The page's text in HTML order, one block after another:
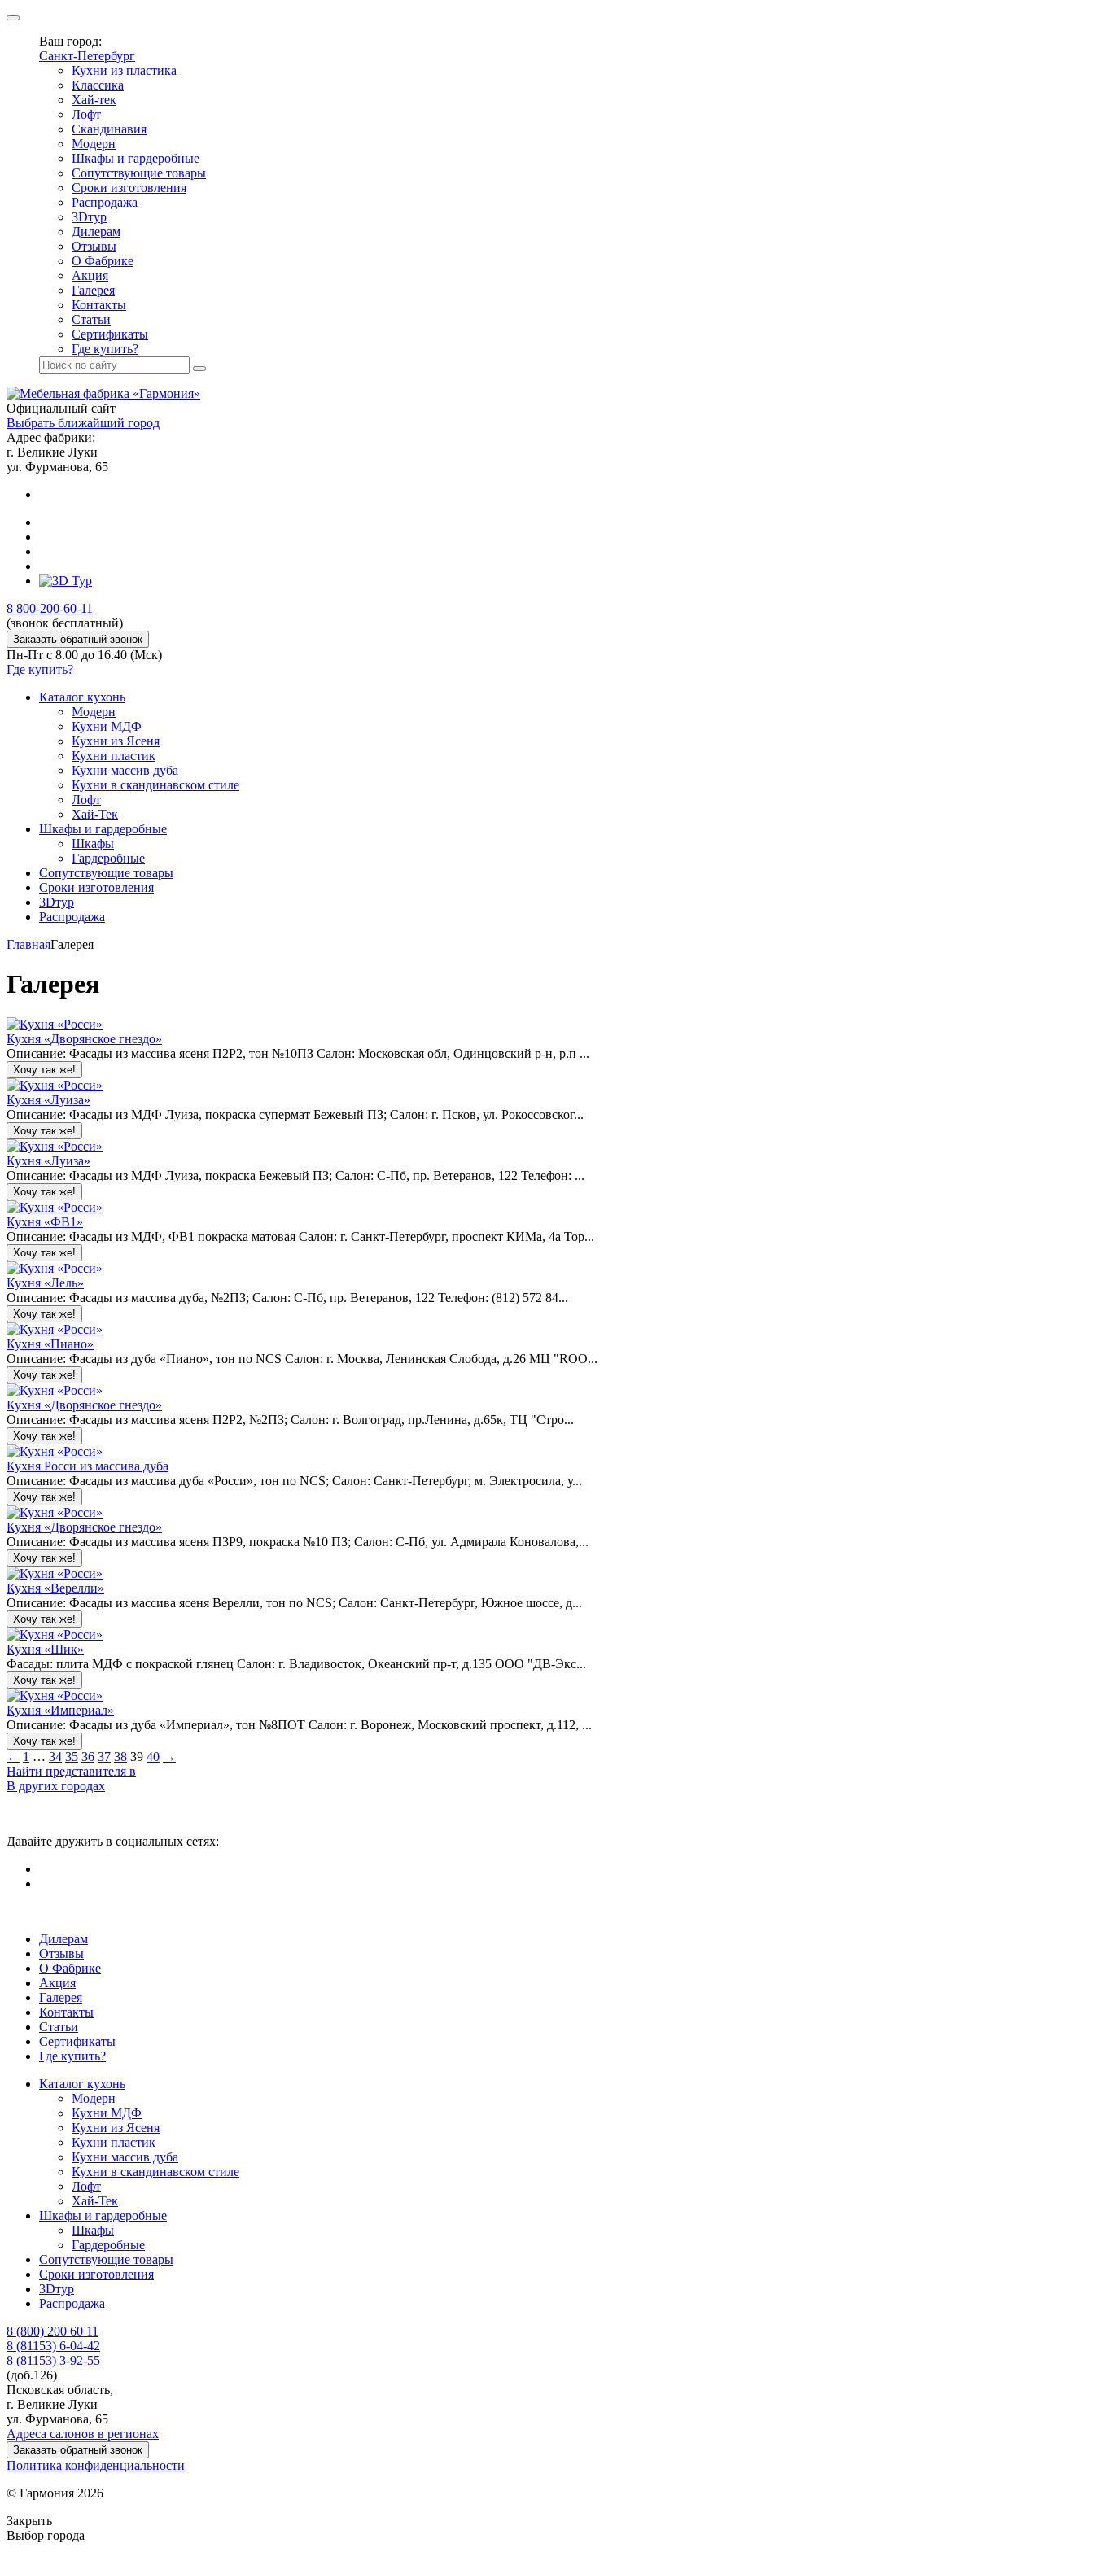
Ваш город:
Санкт-Петербург
Кухни из пластика
Классика
Хай-тек
Лофт
Скандинавия
Модерн
Шкафы и гардеробные
Сопутствующие товары
Сроки изготовления
Распродажа
3Dтур
Дилерам
Отзывы
О Фабрике
Акция
Галерея
Контакты
Статьи
Сертификаты
Где купить?
Официальный сайт
Выбрать ближайший город
Адрес фабрики:
г. Великие Луки
ул. Фурманова, 65
8 800-200-60-11
(звонок бесплатный)
Заказать обратный звонок
Пн-Пт с 8.00 до 16.40 (Мск)
Где купить?
Каталог кухонь
Модерн
Кухни МДФ
Кухни из Ясеня
Кухни пластик
Кухни массив дуба
Кухни в скандинавском стиле
Лофт
Хай-Тек
Шкафы и гардеробные
Шкафы
Гардеробные
Сопутствующие товары
Сроки изготовления
3Dтур
Распродажа
ГлавнаяГалерея
Галерея
Кухня «Дворянское гнездо»
Описание: Фасады из массива ясеня П2Р2, тон №10ПЗ Салон: Московская обл, Одинцовский р-н, р.п ...
Хочу так же!
Кухня «Луиза»
Описание: Фасады из МДФ Луиза, покраска супермат Бежевый ПЗ; Салон: г. Псков, ул. Рокоссовског...
Хочу так же!
Кухня «Луиза»
Описание: Фасады из МДФ Луиза, покраска Бежевый ПЗ; Салон: С-Пб, пр. Ветеранов, 122 Телефон: ...
Хочу так же!
Кухня «ФВ1»
Описание: Фасады из МДФ, ФВ1 покраска матовая Салон: г. Санкт-Петербург, проспект КИМа, 4а Тор...
Хочу так же!
Кухня «Лель»
Описание: Фасады из массива дуба, №2ПЗ; Салон: С-Пб, пр. Ветеранов, 122 Телефон: (812) 572 84...
Хочу так же!
Кухня «Пиано»
Описание: Фасады из дуба «Пиано», тон по NCS Салон: г. Москва, Ленинская Слобода, д.26 МЦ "ROO...
Хочу так же!
Кухня «Дворянское гнездо»
Описание: Фасады из массива ясеня П2Р2, №2ПЗ; Салон: г. Волгоград, пр.Ленина, д.65к, ТЦ "Стро...
Хочу так же!
Кухня Росси из массива дуба
Описание: Фасады из массива дуба «Росси», тон по NCS; Салон: Санкт-Петербург, м. Электросила, у...
Хочу так же!
Кухня «Дворянское гнездо»
Описание: Фасады из массива ясеня П3Р9, покраска №10 ПЗ; Салон: С-Пб, ул. Адмирала Коновалова,...
Хочу так же!
Кухня «Верелли»
Описание: Фасады из массива ясеня Верелли, тон по NCS; Салон: Санкт-Петербург, Южное шоссе, д...
Хочу так же!
Кухня «Шик»
Фасады: плита МДФ с покраской глянец Салон: г. Владивосток, Океанский пр-т, д.135 ООО "ДВ-Экс...
Хочу так же!
Кухня «Империал»
Описание: Фасады из дуба «Империал», тон №8ПОТ Салон: г. Воронеж, Московский проспект, д.112, ...
Хочу так же!
← 1 … 34 35 36 37 38 39 40 →
Найти представителя в
В других городах
Давайте дружить в социальных сетях:
Дилерам
Отзывы
О Фабрике
Акция
Галерея
Контакты
Статьи
Сертификаты
Где купить?
Каталог кухонь
Модерн
Кухни МДФ
Кухни из Ясеня
Кухни пластик
Кухни массив дуба
Кухни в скандинавском стиле
Лофт
Хай-Тек
Шкафы и гардеробные
Шкафы
Гардеробные
Сопутствующие товары
Сроки изготовления
3Dтур
Распродажа
8 (800) 200 60 11
8 (81153) 6-04-42
8 (81153) 3-92-55
(доб.126)
Псковская область,
г. Великие Луки
ул. Фурманова, 65
Адреса салонов в регионах
Заказать обратный звонок
Политика конфиденциальности
© Гармония 2026
Закрыть
Выбор города